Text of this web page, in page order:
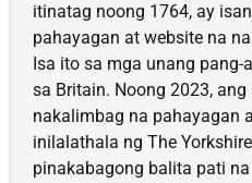
itinatag noong 1764, ay
pahayagan at website na
Isa ito sa mga unang pang-
sa Britain. Noong 2023,
nakalimbag na pahayagan
inilalathala ng The
pinakabagong balita pati